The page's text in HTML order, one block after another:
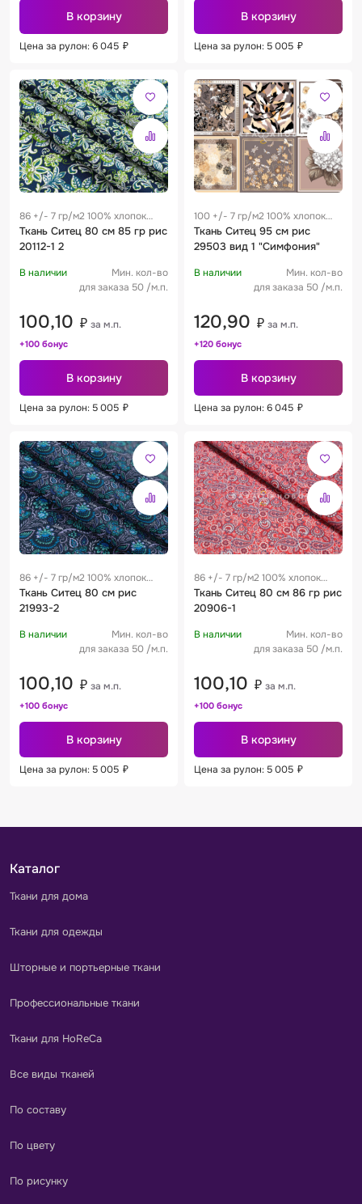
В корзину
Цена за рулон: 6 045 ₽
В корзину
Цена за рулон: 5 005 ₽
86 +/- 7 гр/м2 100% хлопок
0.28 м
Ткань Ситец 80 см 85 гр рис
20112-1 2
В наличии
Мин. кол-во
для заказа 50 /м.п.
100,10 ₽ за м.п.
+100 бонус
В корзину
Цена за рулон: 5 005 ₽
100 +/- 7 гр/м2 100% хлопок
0.19 м
Ткань Ситец 95 см рис
29503 вид 1 "Симфония"
В наличии
Мин. кол-во
для заказа 50 /м.п.
120,90 ₽ за м.п.
+120 бонус
В корзину
Цена за рулон: 6 045 ₽
86 +/- 7 гр/м2 100% хлопок
0.28 м
Ткань Ситец 80 см рис
21993-2
В наличии
Мин. кол-во
для заказа 50 /м.п.
100,10 ₽ за м.п.
+100 бонус
В корзину
Цена за рулон: 5 005 ₽
86 +/- 7 гр/м2 100% хлопок
0.28 м
Ткань Ситец 80 см 86 гр рис
20906-1
В наличии
Мин. кол-во
для заказа 50 /м.п.
100,10 ₽ за м.п.
+100 бонус
В корзину
Цена за рулон: 5 005 ₽
Каталог
Ткани для дома
Ткани для одежды
Шторные и портьерные ткани
Профессиональные ткани
Ткани для HoReCa
Все виды тканей
По составу
По цвету
По рисунку